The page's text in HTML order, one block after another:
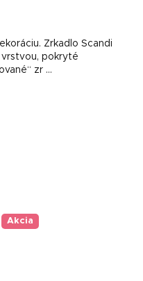
Zrkadlo Scandi
pokryté
zr …
Akcia